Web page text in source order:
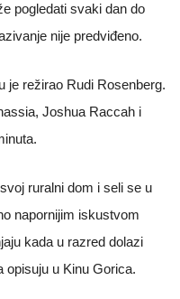
pogledati svaki dan do
nije predviđeno.
je režirao Rudi Rosenberg.
Joshua Raccah i
ruralni dom i seli se u
napornijim iskustvom
kada u razred dolazi
opisuju u Kinu Gorica.